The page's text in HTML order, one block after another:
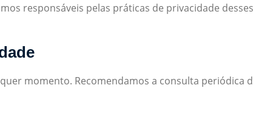
responsáveis pelas práticas de privacidade
momento. Recomendamos a consulta periódica